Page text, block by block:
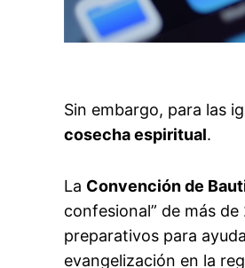
Sin embargo, para las
cosecha espiritual.
La Convención de
confesional” de más
preparativos para
evangelización en la